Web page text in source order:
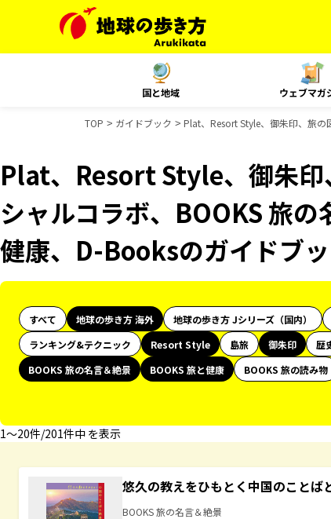
国と地域 ウェブマガ
TOP ガイドブック Plat、Resort Style、御朱印、旅の
Plat、Resort Style、御朱印
シャルコラボ、BOOKS 旅
健康、D-Booksのガイドブ
すべて 地球の歩き方 海外 地球の歩き方 Jシリーズ（国内）
ランキング&テクニック
Resort Style 島旅 御朱印 歴
BOOKS 旅の名言＆絶景
BOOKS 旅と健康 BOOKS 旅の読み物
1〜20件/201件中 を表示
悠久の教えをひもとく中国のことば
BOOKS 旅の名言＆絶景